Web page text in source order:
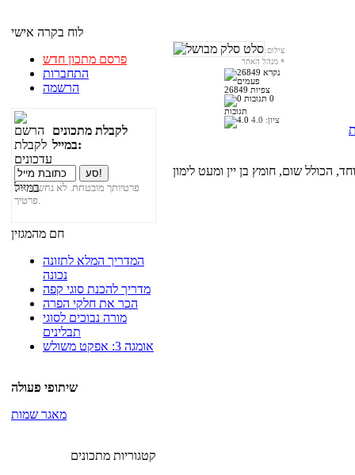
לוח בקרה אישי
פרסם מתכון חדש
התחברות
הרשמה
לקבלת מתכונים
במייל:
פרטיותך מובטחת. לא נחשוף את
פרטיך.
חם מהמגזין
המדריך המלא לתזונה
נכונה
מדריך להכנת סוגי קפה
הכר את חלקי הפרה
מורה נבוכים לסוגי
תבלינים
אומגה 3: אפקט משולש
שיתופי פעולה
מאגר שמות
קטגוריות מתכונים
צילום:
*
26849 צפיות
0
תגובות
ציון: 4.0
הכולל שום, חומץ בן יין ומעט לימון